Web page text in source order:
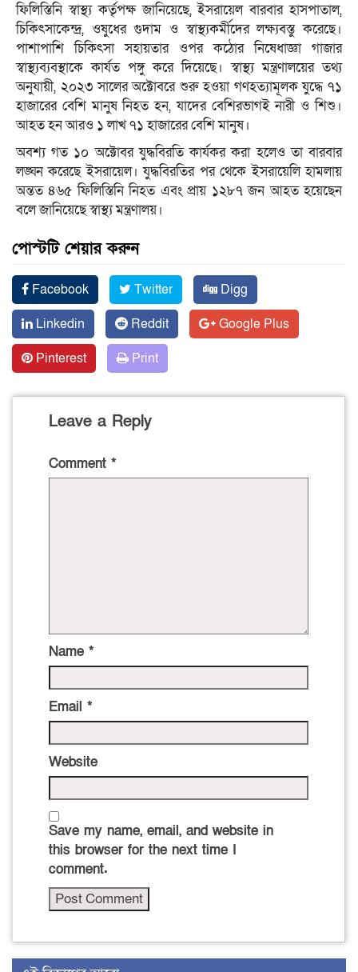
ফিলিস্তিনি স্বাস্থ্য কর্তৃপক্ষ জানিয়েছে, ইসরায়েল বারবার হাসপাতাল,
চিকিৎসাকেন্দ্র, ওষুধের গুদাম ও স্বাস্থ্যকর্মীদের লক্ষ্যবস্তু করেছে।
পাশাপাশি চিকিৎসা সহায়তার ওপর কঠোর নিষেধাজ্ঞা গাজার
স্বাস্থ্যব্যবস্থাকে কার্যত পঙ্গু করে দিয়েছে। স্বাস্থ্য মন্ত্রণালয়ের তথ্য
অনুযায়ী, ২০২৩ সালের অক্টোবরে শুরু হওয়া গণহত্যামূলক যুদ্ধে ৭১
হাজারের বেশি মানুষ নিহত হন, যাদের বেশিরভাগই নারী ও শিশু।
আহত হন আরও ১ লাখ ৭১ হাজারের বেশি মানুষ।
অবশ্য গত ১০ অক্টোবর যুদ্ধবিরতি কার্যকর করা হলেও তা বারবার
লঙ্ঘন করেছে ইসরায়েল। যুদ্ধবিরতির পর থেকে ইসরায়েলি হামলায়
অন্তত ৪৬৫ ফিলিস্তিনি নিহত এবং প্রায় ১২৮৭ জন আহত হয়েছেন
বলে জানিয়েছে স্বাস্থ্য মন্ত্রণালয়।
পোস্টটি শেয়ার করুন
Facebook Twitter
Digg
Linkedin
Reddit
Google Plus
Pinterest
Print
Leave a Reply
Comment *
Name *
Email *
Website
Save my name, email, and website in
this browser for the next time I
comment.